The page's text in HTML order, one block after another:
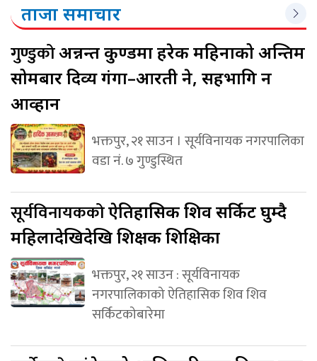
ताजा समाचार
गुण्डुकोअन्नन्त कुण्डमा हरेक महिनाको अन्तिम
सोमबार दिव्य गंगा–आरती हुने, सहभागि हुन
आव्हान
भक्तपुर, २१ साउन । सूर्यविनायक नगरपालिका
वडा नं. ७ गुण्डुस्थित
सूर्यविनायककोऐतिहासिक शिव सर्किट घुम्दै
महिलादेखिदेखि शिक्षक शिक्षिका
भक्तपुर, २१ साउन : सूर्यविनायक
नगरपालिकाको ऐतिहासिक शिव शिव
सर्किटकोबारेमा